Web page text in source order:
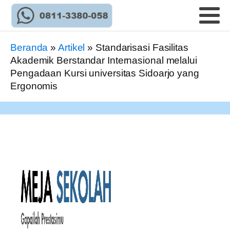
Beranda »Artikel » Standarisasi Fasilitas
Akademik Berstandar Internasional melalui
Pengadaan Kursi universitas Sidoarjo yang
Ergonomis